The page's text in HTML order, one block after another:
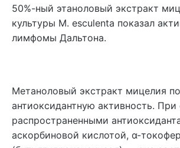
50%-ный этаноловый экстракт
культуры M. esculenta показал
лимфомы Дальтона.
Метаноловый экстракт мицелия
антиоксидантную активность. При
распространенными
аскорбиновой кислотой, α-